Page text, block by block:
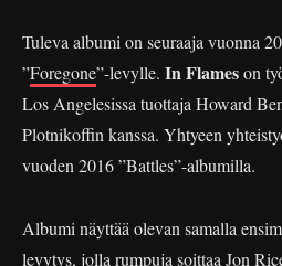
Tuleva albumi on seuraaja vuonna
”Foregone”-levylle. In Flameson
Los Angelesissa tuottaja Howard
Plotnikoffin kanssa. Yhtyeen
vuoden 2016 ”Battles”-albumilla.
Albumi näyttää olevan samalla
levytys, jolla rumpuja soittaa Jon